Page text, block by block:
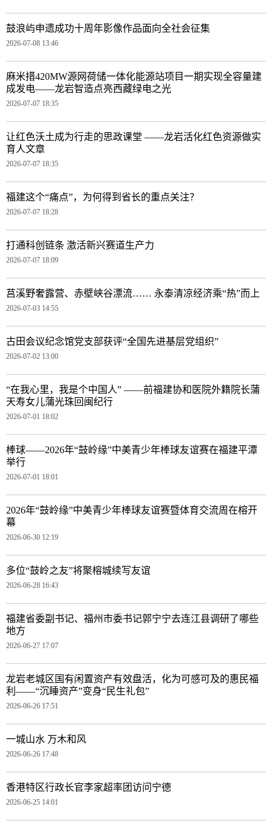
鼓浪屿申遗成功十周年影像作品面向全社会征集
2026-07-08 13:46
麻米措420MW源网荷储一体化能源站项目一期实现全容量建
成发电——龙岩智造点亮西藏绿电之光
2026-07-07 18:35
让红色沃土成为行走的思政课堂 ——龙岩活化红色资源做实
育人文章
2026-07-07 18:35
福建这个“痛点”，为何得到省长的重点关注？
2026-07-07 18:28
打通科创链条 激活新兴赛道生产力
2026-07-07 18:09
莒溪野奢露营、赤壁峡谷漂流…… 永泰清凉经济乘“热”而上
2026-07-03 14:55
古田会议纪念馆党支部获评“全国先进基层党组织”
2026-07-02 13:00
“在我心里，我是个中国人” ——前福建协和医院外籍院长蒲
天寿女儿蒲光珠回闽纪行
2026-07-01 18:02
棒球——2026年“鼓岭缘”中美青少年棒球友谊赛在福建平潭
举行
2026-07-01 18:01
2026年“鼓岭缘”中美青少年棒球友谊赛暨体育交流周在榕开
幕
2026-06-30 12:19
多位“鼓岭之友”将聚榕城续写友谊
2026-06-28 16:43
福建省委副书记、福州市委书记郭宁宁去连江县调研了哪些
地方
2026-06-27 17:07
龙岩老城区国有闲置资产有效盘活，化为可感可及的惠民福
利——“沉睡资产”变身“民生礼包”
2026-06-26 17:51
一城山水 万木和风
2026-06-26 17:48
香港特区行政长官李家超率团访问宁德
2026-06-25 14:01